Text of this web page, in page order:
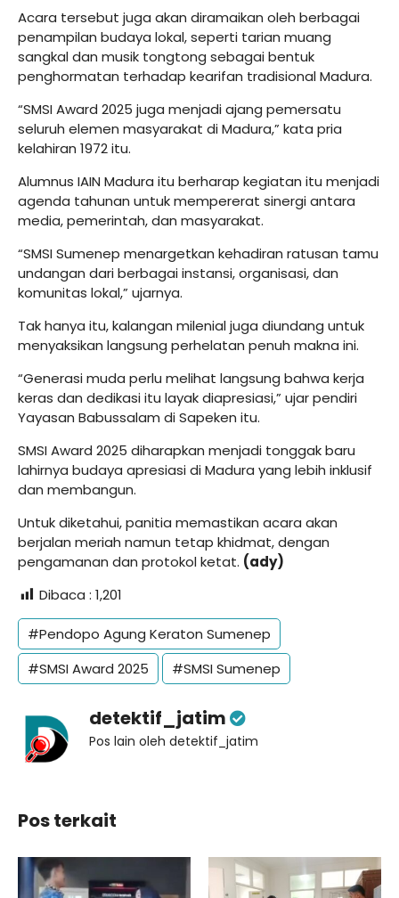
Acara tersebut juga akan diramaikan oleh berbagai
penampilan budaya lokal, seperti tarian muang
sangkal dan musik tongtong sebagai bentuk
penghormatan terhadap kearifan tradisional Madura.
“SMSI Award 2025 juga menjadi ajang pemersatu
seluruh elemen masyarakat di Madura,” kata pria
kelahiran 1972 itu.
Alumnus IAIN Madura itu berharap kegiatan itu menjadi
agenda tahunan untuk mempererat sinergi antara
media, pemerintah, dan masyarakat.
“SMSI Sumenep menargetkan kehadiran ratusan tamu
undangan dari berbagai instansi, organisasi, dan
komunitas lokal,” ujarnya.
Tak hanya itu, kalangan milenial juga diundang untuk
menyaksikan langsung perhelatan penuh makna ini.
“Generasi muda perlu melihat langsung bahwa kerja
keras dan dedikasi itu layak diapresiasi,” ujar pendiri
Yayasan Babussalam di Sapeken itu.
SMSI Award 2025 diharapkan menjadi tonggak baru
lahirnya budaya apresiasi di Madura yang lebih inklusif
dan membangun.
Untuk diketahui, panitia memastikan acara akan
berjalan meriah namun tetap khidmat, dengan
pengamanan dan protokol ketat. (ady)
Dibaca : 1,201
#Pendopo Agung Keraton Sumenep
#SMSI Award 2025
#SMSI Sumenep
detektif_jatim
Pos lain oleh detektif_jatim
Pos terkait